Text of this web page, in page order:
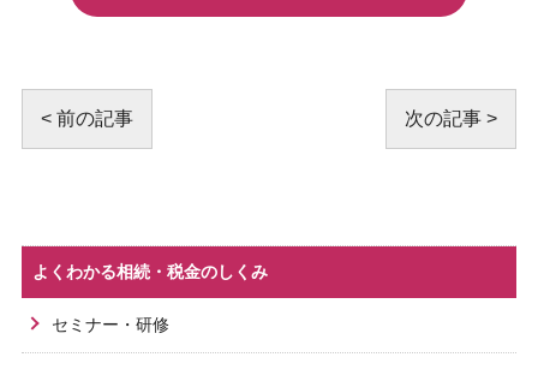
< 前の記事 次の記事 >
よくわかる相続・税金のしくみ
セミナー・研修